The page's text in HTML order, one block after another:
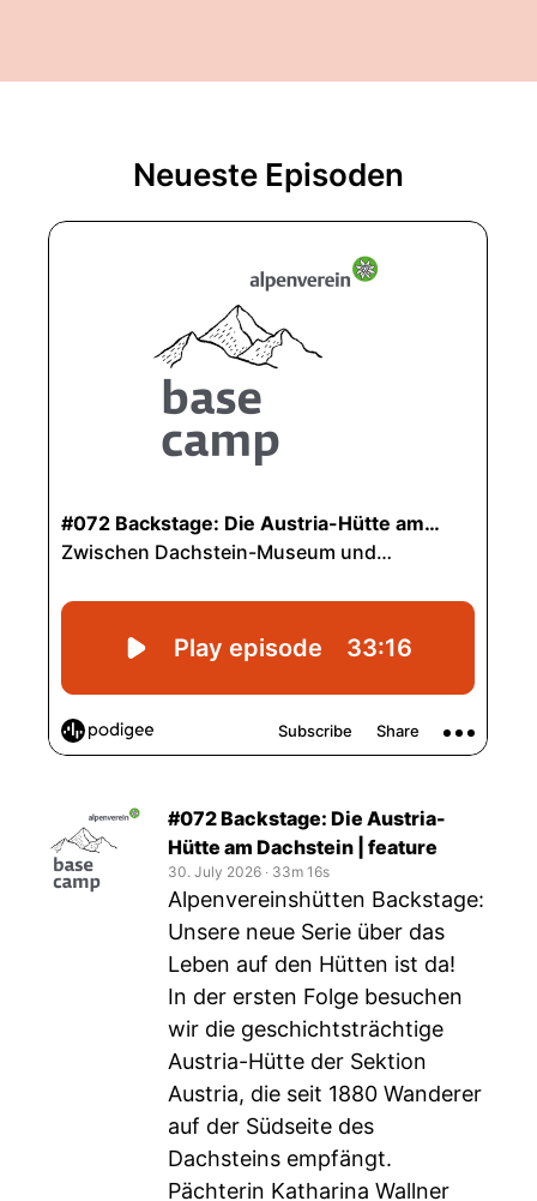
Neueste Episoden
#072 Backstage: Die Austria-
Hütte am Dachstein | feature
30. July 2026 ‧ 33m 16s
Alpenvereinshütten Backstage:
Unsere neue Serie über das
Leben auf den Hütten ist da!
In der ersten Folge besuchen
wir die geschichtsträchtige
Austria-Hütte der Sektion
Austria, die seit 1880 Wanderer
auf der Südseite des
Dachsteins empfängt.
Pächterin Katharina Wallner